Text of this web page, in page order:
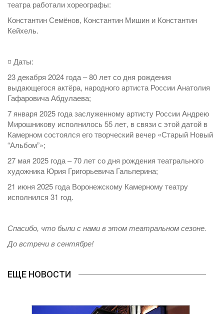
театра работали хореографы:
Константин Семёнов, Константин Мишин и Константин
Кейхель.
◽️ Даты:
23 декабря 2024 года – 80 лет со дня рождения
выдающегося актёра, народного артиста России Анатолия
Гафаровича Абдулаева;
7 января 2025 года заслуженному артисту России Андрею
Мирошникову исполнилось 55 лет, в связи с этой датой в
Камерном состоялся его творческий вечер «Старый Новый
“Альбом”»;
27 мая 2025 года – 70 лет со дня рождения театрального
художника Юрия Григорьевича Гальперина;
21 июня 2025 года Воронежскому Камерному театру
исполнился 31 год.
Спасибо, что были с нами в этом театральном сезоне.
До встречи в сентябре!
ЕЩЕ НОВОСТИ